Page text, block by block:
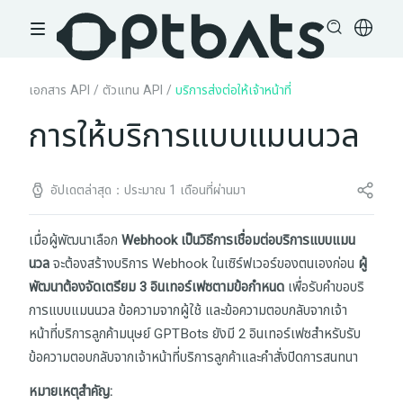
เอกสาร API / ตัวแทน API / บริการส่งต่อให้เจ้าหน้าที่
การให้บริการแบบแมนนวล
อัปเดตล่าสุด：ประมาณ 1 เดือนที่ผ่านมา
เมื่อผู้พัฒนาเลือก Webhook เป็นวิธีการเชื่อมต่อบริการแบบแมน
นวลจะต้องสร้างบริการ Webhook ในเซิร์ฟเวอร์ของตนเองก่อน ผู้
พัฒนาต้องจัดเตรียม 3 อินเทอร์เฟซตามข้อกำหนด เพื่อรับคำขอบริ
การแบบแมนนวล ข้อความจากผู้ใช้ และข้อความตอบกลับจากเจ้า
หน้าที่บริการลูกค้ามนุษย์ GPTBots ยังมี 2 อินเทอร์เฟซสำหรับรับ
ข้อความตอบกลับจากเจ้าหน้าที่บริการลูกค้าและคำสั่งปิดการสนทนา
หมายเหตุสำคัญ: